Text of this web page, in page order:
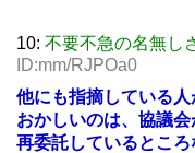
10: 不要不急の名無し
ID:mm/RJPOa0
他にも指摘している
おかしいのは、協議
再委託しているとこ